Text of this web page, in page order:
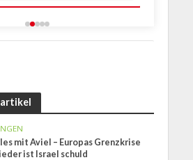
mit Aviel – Europas Grenzkrise
ist Israel schuld